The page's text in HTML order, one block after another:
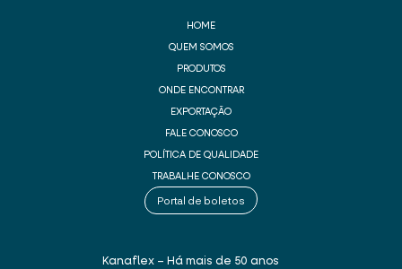
HOME
QUEM SOMOS
PRODUTOS
ONDE ENCONTRAR
EXPORTAÇÃO
FALE CONOSCO
POLÍTICA DE QUALIDADE
TRABALHE CONOSCO
Portal de boletos
Kanaflex – Há mais de 50 anos